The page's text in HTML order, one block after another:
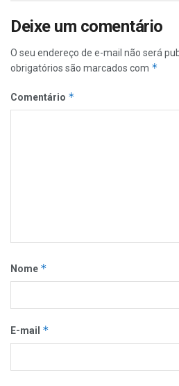
Deixe um comentário
O seu endereço de e-mail não será
obrigatórios são marcados com *
Comentário *
Nome *
E-mail *